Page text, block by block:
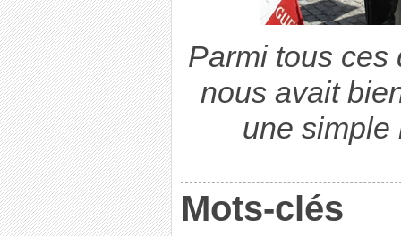
Parmi tous ces
nous avait
une simple
Mots-clés